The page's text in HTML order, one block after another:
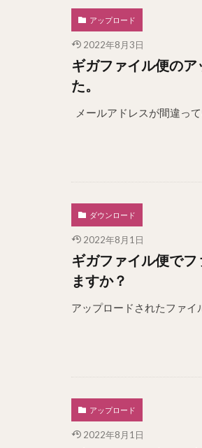
アップロード
2022年8月3日
ギガファイル便の
た。
メールアドレスが間違っ
ダウンロード
2022年8月1日
ギガファイル便で
ますか？
アップロードされたファ
アップロード
2022年8月1日